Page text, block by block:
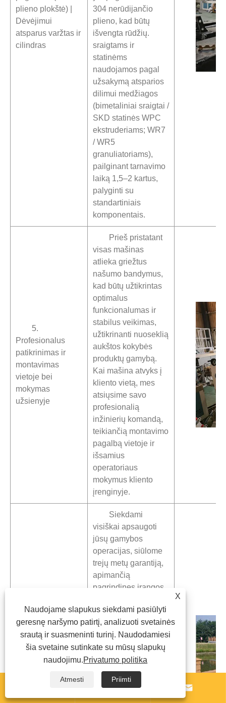
plieno plokštė) |
Dėvėjimui
atsparus varžtas ir
cilindras
304 nerūdijančio
plieno, kad būtų
išvengta rūdžių.
sraigtams ir
statinėms
naudojamos pagal
užsakymą atsparios
dilimui medžiagos
(bimetaliniai sraigtai /
SKD statinės WPC
ekstruderiams; WR7
/ WR5
granuliatoriams),
pailginant tarnavimo
laiką 1,5–2 kartus,
palyginti su
standartiniais
komponentais.
5.
Profesionalus
patikrinimas ir
montavimas
vietoje bei
mokymas
užsienyje
Prieš pristatant
visas mašinas
atlieka griežtus
našumo bandymus,
kad būtų užtikrintas
optimalus
funkcionalumas ir
stabilus veikimas,
užtikrinanti nuoseklią
aukštos kokybės
produktų gamybą.
Kai mašina atvyks į
kliento vietą, mes
atsiųsime savo
profesionalią
inžinierių komandą,
teikiančią montavimo
pagalbą vietoje ir
išsamius
operatoriaus
mokymus kliento
įrenginyje.
6. 3 metų
garantija ir visą
gyvenimą
paslauga
Siekdami
visiškai apsaugoti
jūsų gamybos
operacijas, siūlome
trejų metų garantiją,
apimančią
pagrindines įrangos
užtikrinančią be
rūpesčių naudojimą
per garantinį
laikotarpį. Be to, mes
teikiame visą
gyvenimą
trunkančias
techninės pagalbos
 
X
Naudojame slapukus siekdami pasiūlyti
geresnę naršymo patirtį, analizuoti svetainės
srautą ir suasmeninti turinį. Naudodamiesi
šia svetaine sutinkate su mūsų slapukų
naudojimu.Privatumo politika
Atmesti Priimti